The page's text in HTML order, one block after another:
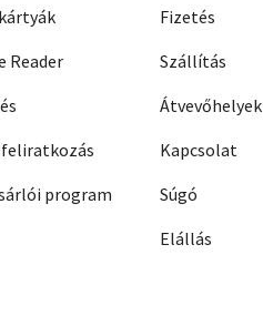
Reader
program
Fizetés
Szállítás
Átvevőhelyek
Kapcsolat
Súgó
Elállás